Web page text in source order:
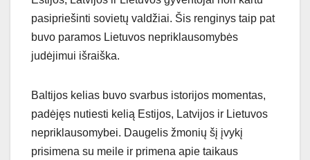
pasipriešinti sovietų valdžiai. Šis renginys taip pat
buvo paramos Lietuvos nepriklausomybės
judėjimui išraiška.
Baltijos kelias buvo svarbus istorijos momentas,
padėjęs nutiesti kelią Estijos, Latvijos ir Lietuvos
nepriklausomybei. Daugelis žmonių šį įvykį
prisimena su meile ir primena apie taikaus